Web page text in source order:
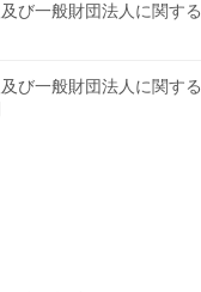
び一般財団法人に関する
び一般財団法人に関する